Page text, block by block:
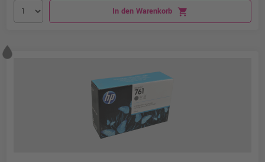
In den Warenkorb shopping_cart